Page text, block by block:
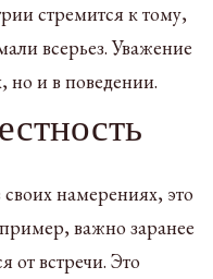
стремится к тому,
всерьез. Уважение
но и в поведении.
намерениях, это
важно заранее
от встречи. Это